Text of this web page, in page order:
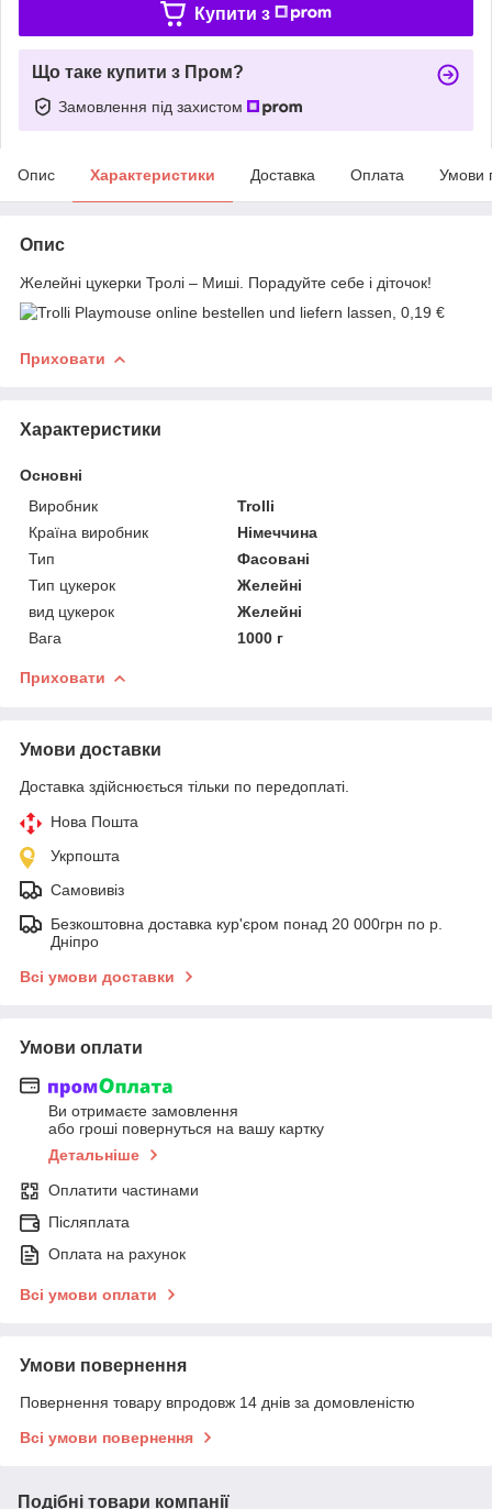
Купити з
Що таке купити з Пром?
Замовлення під захистом
Опис Характеристики Доставка Оплата Умови
Опис
Желейні цукерки Тролі – Миші. Порадуйте себе і діточок!
Приховати
Характеристики
Основні
Виробник
Trolli
Країна виробник
Німеччина
Тип
Фасовані
Тип цукерок
Желейні
вид цукерок
Желейні
Вага
1000 г
Приховати
Умови доставки
Доставка здійснюється тільки по передоплаті.
Нова Пошта
Укрпошта
Самовивіз
Безкоштовна доставка кур'єром понад 20 000грн по р.
Дніпро
Всі умови доставки
Умови оплати
Ви отримаєте замовлення
або гроші повернуться на вашу картку
Детальніше
Оплатити частинами
Післяплата
Оплата на рахунок
Всі умови оплати
Умови повернення
Повернення товару впродовж 14 днів за домовленістю
Всі умови повернення
Подібні товари компанії